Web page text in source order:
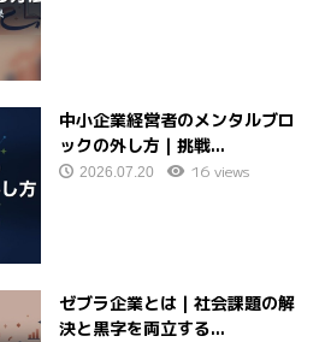
中小企業経営者のメンタルブロ
ックの外し方｜挑戦...
2026.07.20 16 views
ゼブラ企業とは｜社会課題の解
決と黒字を両立する...